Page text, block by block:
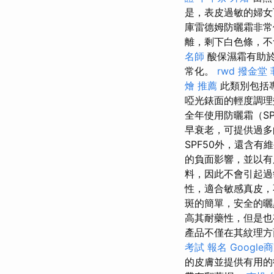
是，表皮過敏的婦
庫雷德姆防曬霜非
離，剩下白色條，
名師 酸保濕霜有助
常化。 rwd 撥金堂
燴 推薦 此類別包括
啞光錶面的輕度調
全年使用防曬霜（
早衰老，可提供過
SPF50外，還含有
的負面影響，並以
料，因此不會引起
性，適合敏感真皮
斑的簡單，安全的
高其耐藥性，但是
產品不僅在其紋理
考試 報名 Google
的皮膚並提供有用